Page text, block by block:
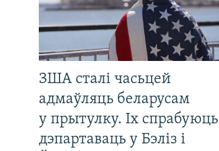
ЗША сталі часьцей
адмаўляць беларусам
у прытулку. Іх спрабуюць
дэпартаваць у Бэліз і